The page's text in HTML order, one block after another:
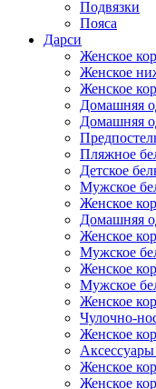
Подвязки
Пояса
Дарси
Женское
Женское
Женское
Домашняя
Домашняя
Пляжное
Детское
Мужское
Женское
Домашняя
Женское
Мужское
Женское
Мужское
Женское
Чулочно-
Женское
Женское
Женское